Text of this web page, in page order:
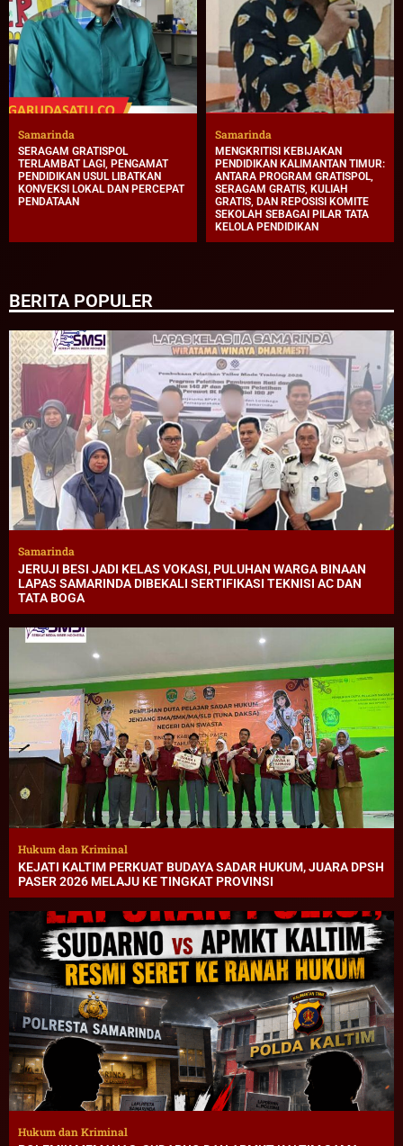
Samarinda
SERAGAM GRATISPOL
TERLAMBAT LAGI, PENGAMAT
PENDIDIKAN USUL LIBATKAN
KONVEKSI LOKAL DAN PERCEPAT
PENDATAAN
Samarinda
MENGKRITISI KEBIJAKAN
PENDIDIKAN KALIMANTAN TIMUR:
ANTARA PROGRAM GRATISPOL,
SERAGAM GRATIS, KULIAH
GRATIS, DAN REPOSISI KOMITE
SEKOLAH SEBAGAI PILAR TATA
KELOLA PENDIDIKAN
BERITA POPULER
Samarinda
JERUJI BESI JADI KELAS VOKASI, PULUHAN WARGA BINAAN
LAPAS SAMARINDA DIBEKALI SERTIFIKASI TEKNISI AC DAN
TATA BOGA
Hukum dan Kriminal
KEJATI KALTIM PERKUAT BUDAYA SADAR HUKUM, JUARA DPSH
PASER 2026 MELAJU KE TINGKAT PROVINSI
Hukum dan Kriminal